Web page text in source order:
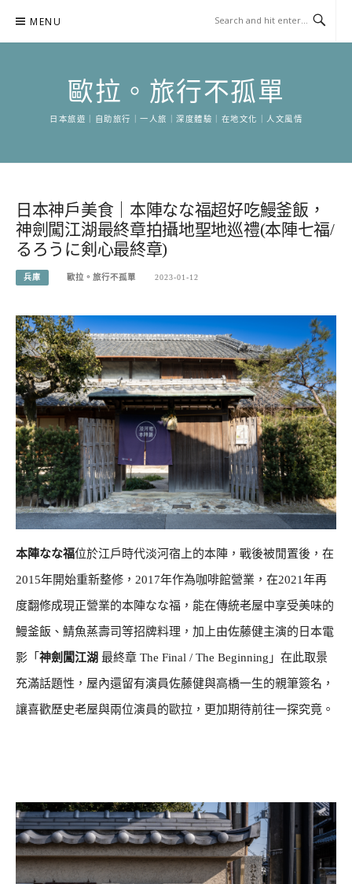
content
MENU
歐拉。旅行不孤單
日本旅遊｜自助旅行｜一人旅｜深度體驗｜在地文化｜人文風情
日本神戶美食｜本陣なな福超好吃鰻釜飯，
神劍闖江湖最終章拍攝地聖地巡禮(本陣七福/
るろうに剣心最終章)
兵庫 歐拉。旅行不孤單 2023-01-12
本陣なな福位於江戶時代淡河宿上的本陣，戰後被閒置後，在
2015年開始重新整修，2017年作為咖啡館營業，在2021年再
度翻修成現正營業的本陣なな福，能在傳統老屋中享受美味的
鰻釜飯、鯖魚蒸壽司等招牌料理，加上由佐藤健主演的日本電
影「 神劍闖江湖 最終章 The Final / The Beginning」在此取景
充滿話題性，屋內還留有演員佐藤健與高橋一生的親筆簽名，
讓喜歡歷史老屋與兩位演員的歐拉，更加期待前往一探究竟。